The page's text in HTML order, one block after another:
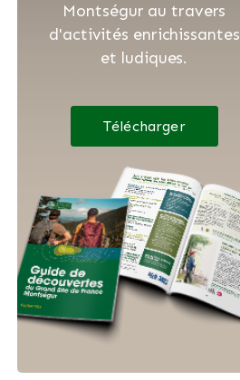
Montségur au travers
d'activités enrichissantes
et ludiques.
Télécharger